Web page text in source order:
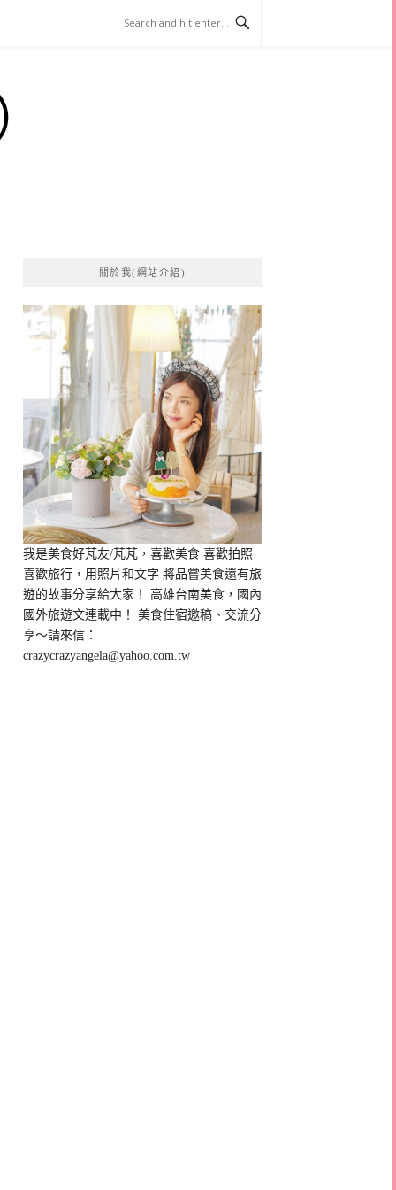
關於我(網站介紹)
我是美食好芃友/芃芃，喜歡美食 喜歡拍照
喜歡旅行，用照片和文字 將品嘗美食還有旅
遊的故事分享給大家！ 高雄台南美食，國內
國外旅遊文連載中！ 美食住宿邀稿、交流分
享～請來信：
crazycrazyangela@yahoo.com.tw